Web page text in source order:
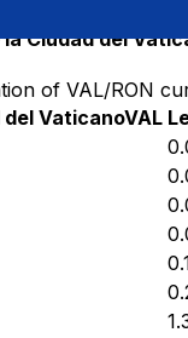
Ciudad del
of VAL/RON
del VaticanoVAL